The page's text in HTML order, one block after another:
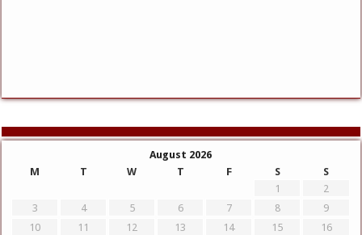
August 2026
M
T W T F S
S
1
2
3
4 5 6 7 8
9
10
11 12 13 14 15
16